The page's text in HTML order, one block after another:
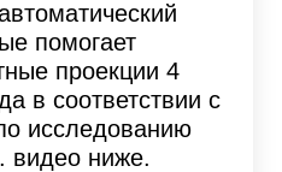
помогает
проекции 4
в соответствии с
исследованию
видео ниже.